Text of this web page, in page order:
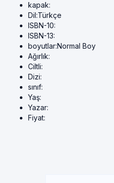
kapak:
Dil:Türkçe
ISBN-10:
ISBN-13:
boyutlar:Normal Boy
Ağırlık:
Ciltli:
Dizi:
sınıf:
Yaş:
Yazar:
Fiyat: